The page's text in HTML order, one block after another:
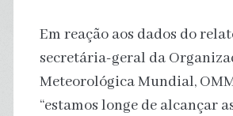
Em reação aos dados do
secretária-geral da
Meteorológica Mundial,
“estamos longe de alcançar